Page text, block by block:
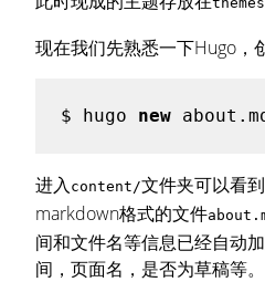
现在我们先熟悉一下Hugo，
$ hugo new
进入 content/文件夹可以看
markdown格式的文件
间和文件名等信息已经自动
间，页面名，是否为草稿等。